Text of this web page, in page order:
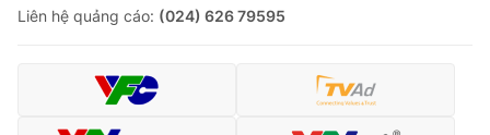
Liên hệ quảng cáo: (024) 626 79595